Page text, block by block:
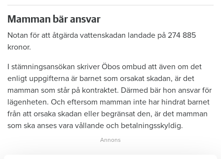
Mamman bär ansvar
Notan för att åtgärda vattenskadan landade på 274 885
kronor.
I stämningsansökan skriver Öbos ombud att även om det
enligt uppgifterna är barnet som orsakat skadan, är det
mamman som står på kontraktet. Därmed bär hon ansvar för
lägenheten. Och eftersom mamman inte har hindrat barnet
från att orsaka skadan eller begränsat den, är det mamman
som ska anses vara vållande och betalningsskyldig.